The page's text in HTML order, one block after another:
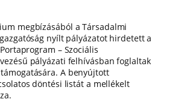
megbízásából a Társadalmi
nyílt pályázatot hirdetett a
– Szociális
pályázati felhívásban foglaltak
A benyújtott
döntési listát a mellékelt